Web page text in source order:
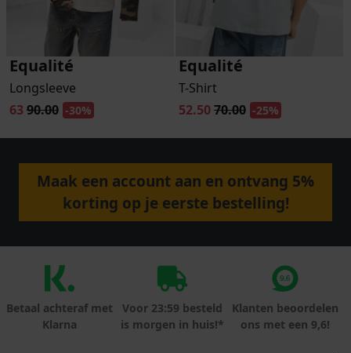
Equalité
Longsleeve
63 90.00 -30%
Equalité
T-Shirt
52.5070.00 -25%
Maak een account aan en ontvang 5%
korting op je eerste bestelling!
Betaal achteraf met
Klarna
Voor 23:59 besteld
is morgen in huis!*
Klanten beoordelen
ons met een 9,6!